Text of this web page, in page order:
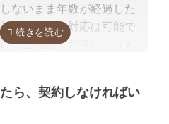
行政書士に相続手続きの
経験不足で手続きはうま
間違いのない相続手続き
重要になります。
ないまま年数が経過した
変更などの対応は可能で
にご相談ください。（※
ら、契約しなければい